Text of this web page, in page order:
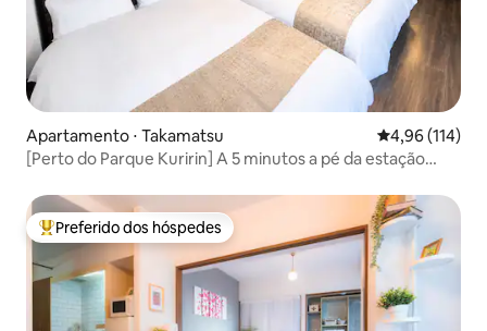
Apartamento ⋅ Takamatsu 4,96 de uma
4,96 (114)
[Perto do Parque Kuririn] A 5 minutos a pé da estação
Acomodação privativa / Capacidade máxima para 5
pessoas / Estacionamento gratuito para 1 veículo /
Acomodação que combina estilo japonês e moderno
Entre os melhores preferidos dos hóspedes
Preferido dos hóspedes